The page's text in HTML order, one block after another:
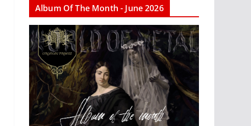
Album Of The Month - June 2026